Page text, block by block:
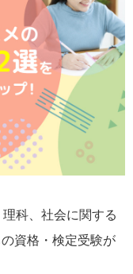
科、社会に関する
資格・検定受験が